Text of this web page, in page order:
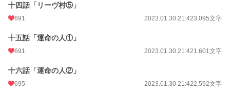
十四話「リーヴ村⑤」
691 2023.01.30 21:423,095文字
十五話「運命の人①」
691 2023.01.30 21:421,601文字
十六話「運命の人②」
695 2023.01.30 21:422,592文字